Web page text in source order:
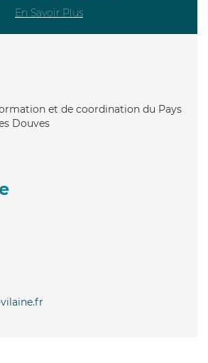
En Savoir Plus
et de coordination du Pays
Douves